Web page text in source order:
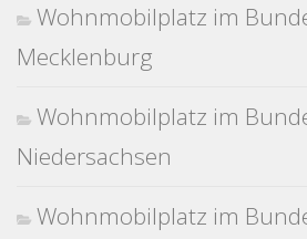
Wohnmobilplatz im
Mecklenburg
Wohnmobilplatz im
Niedersachsen
Wohnmobilplatz im